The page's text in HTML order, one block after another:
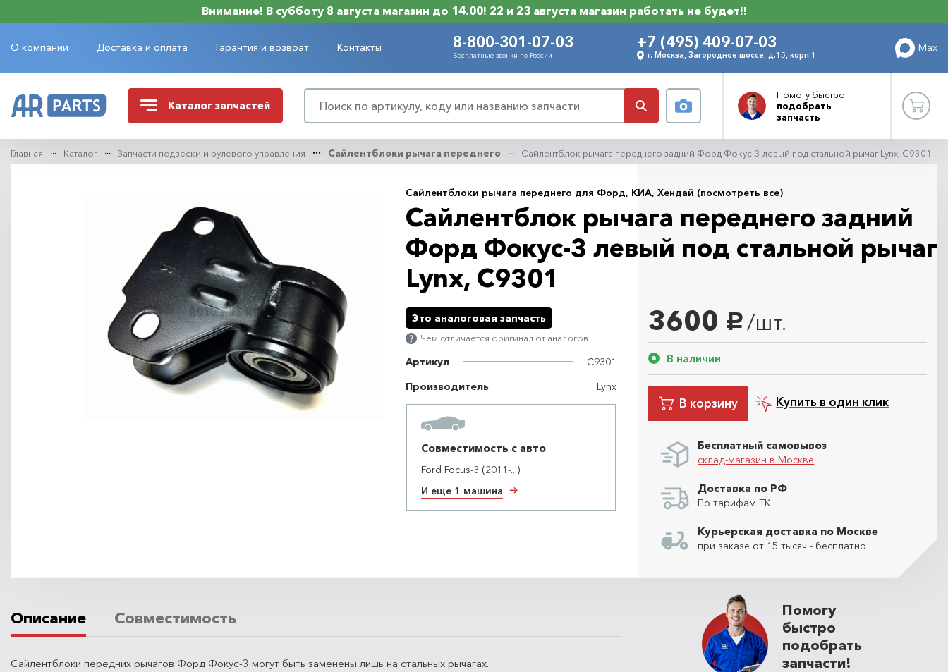
Внимание! В субботу 8 августа магазин до 14.00! 22 и 23 августа магазин работать не будет!!
О компании Доставка и оплата Гарантия и возврат Контакты 8-800-301-07-03
Бесплатные звонки по России
+7 (495) 409-07-03
г. Москва, Загородное шоссе, д.15, корп.1
Max
Каталог запчастей
Помогу быстро
подобрать
запчасть
Главная Каталог Запчасти подвески и рулевого управления Сайлентблоки рычага переднего Сайлентблок рычага переднего задний Форд Фокус-3 левый под стальной рычаг Lynx, C9301
Сайлентблоки рычага переднего для Форд, КИА, Хендай (посмотреть все)
Сайлентблок рычага переднего задний
Форд Фокус-3 левый под стальной рычаг
Lynx, C9301
3600 руб. /шт.
В наличии
В корзину Купить в один клик
Бесплатный самовывоз
склад-магазин в Москве
Доставка по РФ
По тарифам ТК
Курьерская доставка по Москве
при заказе от 15 тысяч - бесплатно
Это аналоговая запчасть
Чем отличается оригинал от аналогов
Артикул
C9301
Производитель
Lynx
Совместимость с авто
Ford Focus-3 (2011-...)
И еще 1 машина
Описание Совместимость
Сайлентблоки передних рычагов Форд Фокус-3 могут быть заменены лишь на стальных рычагах.
Помогу
быстро
подобрать
запчасти!